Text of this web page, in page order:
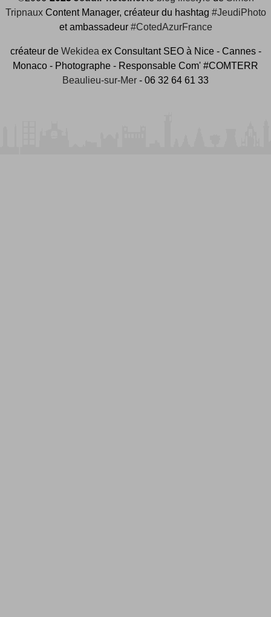
TripnauxContent Manager, créateur du hashtag #JeudiPhoto
et ambassadeur #CotedAzurFrance
créateur de Wekidea ex Consultant SEO à Nice - Cannes -
Monaco - Photographe - Responsable Com' #COMTERR
Beaulieu-sur-Mer - 06 32 64 61 33